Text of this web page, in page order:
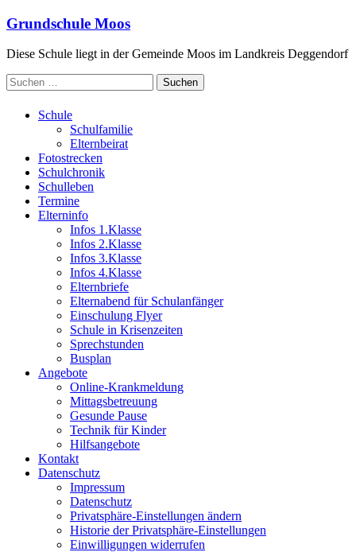
Zum
springen
Grundschule Moos
Diese Schule liegt in der Gemeinde Moos im Landkreis Deggendorf
Suchen
nach:
Schule
Schulfamilie
Elternbeirat
Fotostrecken
Schulchronik
Schulleben
Termine
Elterninfo
Infos 1.Klasse
Infos 2.Klasse
Infos 3.Klasse
Infos 4.Klasse
Elternbriefe
Elternabend für Schulanfänger
Einschulung Flyer
Schule in Krisenzeiten
Sprechstunden
Busplan
Angebote
Online-Krankmeldung
Mittagsbetreuung
Gesunde Pause
Technik für Kinder
Hilfsangebote
Kontakt
Datenschutz
Impressum
Datenschutz
Privatsphäre-Einstellungen ändern
Historie der Privatsphäre-Einstellungen
Einwilligungen widerrufen